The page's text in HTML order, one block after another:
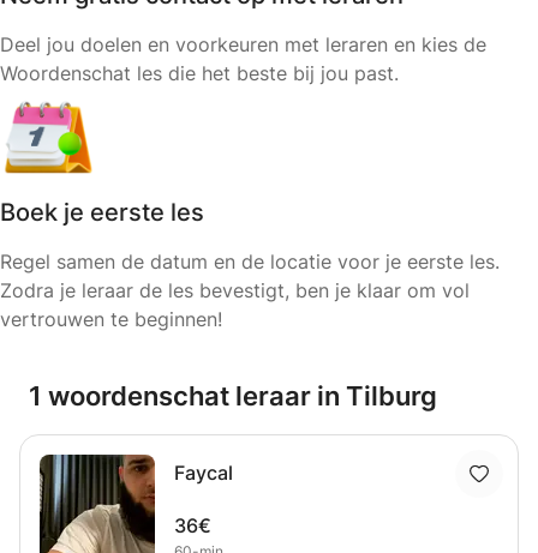
Deel jou doelen en voorkeuren met leraren en kies de
Woordenschat les die het beste bij jou past.
Boek je eerste les
Regel samen de datum en de locatie voor je eerste les.
Zodra je leraar de les bevestigt, ben je klaar om vol
vertrouwen te beginnen!
1 woordenschat leraar in Tilburg
Faycal
36€